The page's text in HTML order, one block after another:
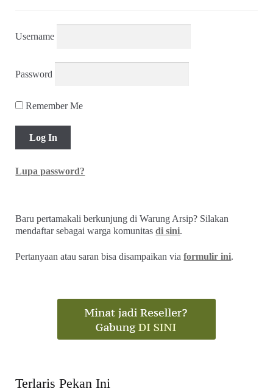
Username
Password
Remember Me
Lupa password?
Baru pertamakali berkunjung di Warung Arsip? Silakan
mendaftar sebagai warga komunitasdi sini.
Pertanyaan atau saran bisa disampaikan viaformulir ini.
Terlaris Pekan Ini